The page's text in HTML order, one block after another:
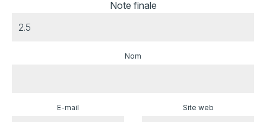
Note finale
Nom
E-mail Site web